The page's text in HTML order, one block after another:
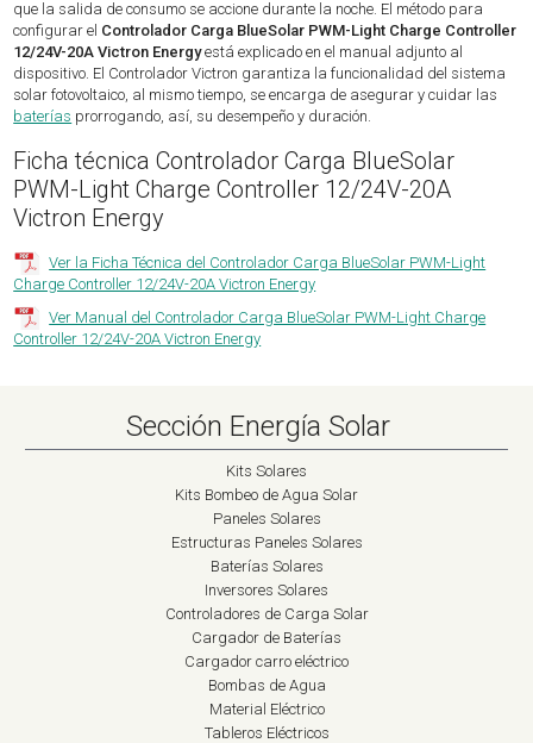
que la salida de consumo se accione durante la noche. El método para
configurar el Controlador Carga BlueSolar PWM-Light Charge Controller
12/24V-20A Victron Energyestá explicado en el manual adjunto al
dispositivo. El Controlador Victron garantiza la funcionalidad del sistema
solar fotovoltaico, al mismo tiempo, se encarga de asegurar y cuidar las
baterías prorrogando, así, su desempeño y duración.
Ficha técnica Controlador Carga BlueSolar
PWM-Light Charge Controller 12/24V-20A
Victron Energy
Ver la Ficha Técnica del Controlador Carga BlueSolar PWM-Light
Charge Controller 12/24V-20A Victron Energy
Ver Manual del Controlador Carga BlueSolar PWM-Light Charge
Controller 12/24V-20A Victron Energy
Sección Energía Solar
Kits Solares
Kits Bombeo de Agua Solar
Paneles Solares
Estructuras Paneles Solares
Baterías Solares
Inversores Solares
Controladores de Carga Solar
Cargador de Baterías
Cargador carro eléctrico
Bombas de Agua
Material Eléctrico
Tableros Eléctricos